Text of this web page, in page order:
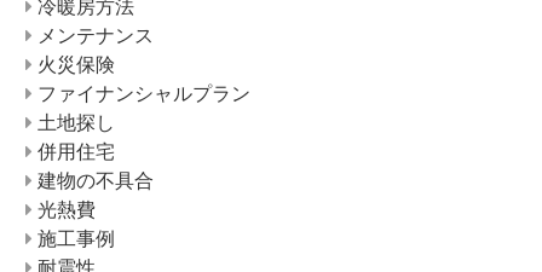
メンテナンス
火災保険
ファイナンシャルプラン
土地探し
併用住宅
建物の不具合
光熱費
施工事例
耐震性